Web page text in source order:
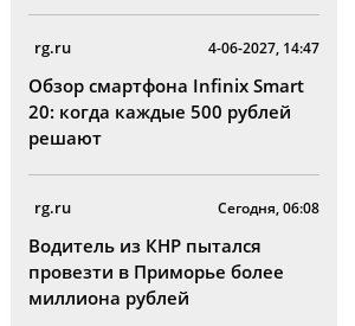
rg.ru 4-06-2027, 14:47
Обзор смартфона Infinix Smart
20: когда каждые 500 рублей
решают
rg.ru Сегодня, 06:08
Водитель из КНР пытался
провезти в Приморье более
миллиона рублей